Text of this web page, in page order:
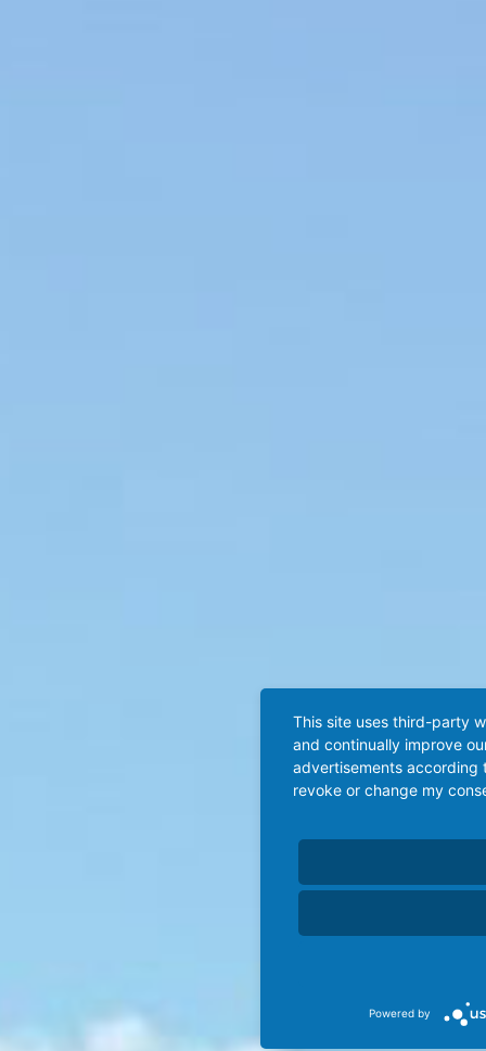
This site uses third-party
and continually improve
advertisements according
revoke or change my
Powered by